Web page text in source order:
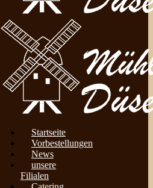
Startseite
Vorbestellungen
News
unsere
Filialen